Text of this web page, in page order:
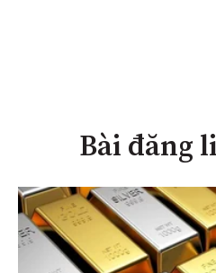
Bài đăng